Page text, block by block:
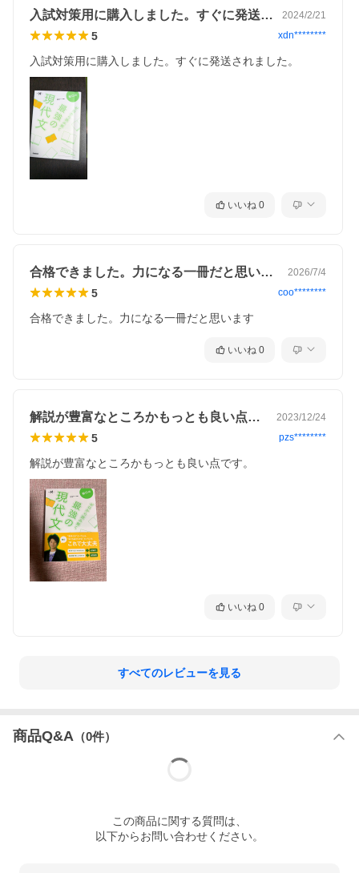
入試対策用に購入しました。すぐに発送さ… 2024/2/21
5 xdn********
入試対策用に購入しました。すぐに発送されました。
いいね 0
合格できました。力になる一冊だと思いま… 2026/7/4
5 coo********
合格できました。力になる一冊だと思います
いいね 0
解説が豊富なところかもっとも良い点です… 2023/12/24
5 pzs********
解説が豊富なところかもっとも良い点です。
いいね 0
すべてのレビューを見る
商品Q&A （0件）
この商品に関する質問は、
以下からお問い合わせください。